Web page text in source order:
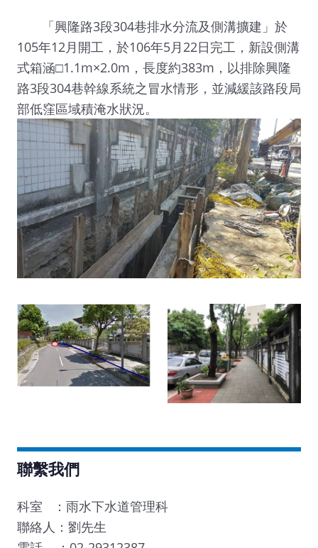
「興隆路3段304巷排水分流及側溝擴建」於
105年12月開工，於106年5月22日完工，新設側溝
式箱涵□1.1m×2.0m，長度約383m，以排除興隆
路3段304巷幹線系統之冒水情形，並減緩該路段局
部低窪區域積淹水狀況。
聯繫我們
科室 ：雨水下水道管理科
聯絡人：劉先生